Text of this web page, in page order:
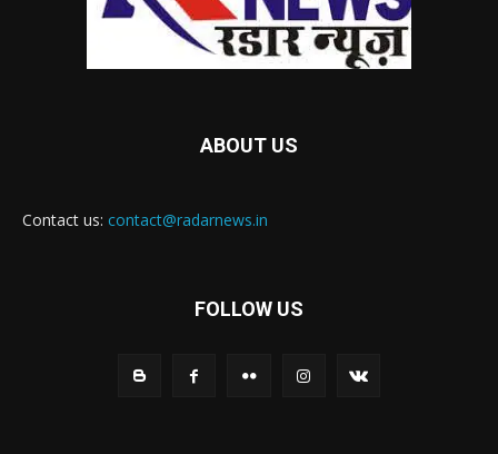
ABOUT US
Contact us: contact@radarnews.in
FOLLOW US